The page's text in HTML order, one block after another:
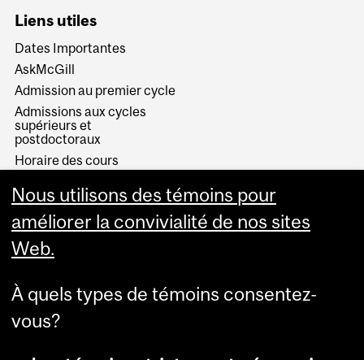
Liens utiles
Dates Importantes
AskMcGill
Admission au premier cycle
Admissions aux cycles
supérieurs et
postdoctoraux
Horaire des cours
Services aux étudiants
Nous utilisons des témoins pour
améliorer la convivialité de nos sites
Web.
À quels types de témoins consentez-
vous?